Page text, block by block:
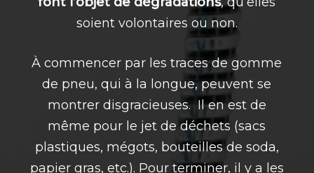
soient volontaires ou non.
À commencer par les traces de gomme
de pneu, qui à la longue, peuvent se
montrer disgracieuses. Il en est de
même pour le jet de déchets (sacs
plastiques, mégots, bouteilles de soda,
papier gras, etc.). Pour terminer, il y a les